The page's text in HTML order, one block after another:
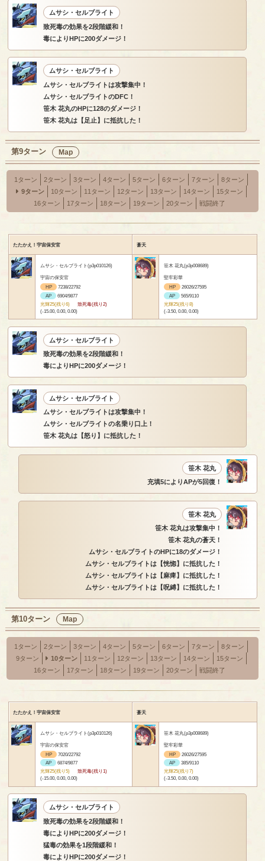
ムサシ・セルブライト
致死毒の効果を2段階緩和！
毒によりHPに200ダメージ！
ムサシ・セルブライト
ムサシ・セルブライトは攻撃集中！
ムサシ・セルブライトのDFC！
笹木 花丸のHPに128のダメージ！
笹木 花丸は【足止】に抵抗した！
第9ターン Map
1ターン 2ターン 3ターン 4ターン 5ターン 6ターン 7ターン
8ターン
9ターン
10ターン 11ターン 12ターン 13ターン 14ターン
15ターン
16ターン
17ターン 18ターン 19ターン 20ターン 戦闘終了
たたかえ！宇宙保安官 蒼天
ムサシ・セルブライト(p3p010126)
宇宙の保安官
HP
7238/22792
AP
6904/9877
光輝25(残り6)
致死毒(残り2)
(-15.00, 0.00, 0.00)
笹木 花丸(p3p008689)
堅牢彩華
HP
26026/27595
AP
565/9110
光輝25(残り8)
(-3.50, 0.00, 0.00)
ムサシ・セルブライト
致死毒の効果を2段階緩和！
毒によりHPに200ダメージ！
ムサシ・セルブライト
ムサシ・セルブライトは攻撃集中！
ムサシ・セルブライトの名乗り口上！
笹木 花丸は【怒り】に抵抗した！
笹木 花丸
充填5によりAPが5回復！
笹木 花丸
笹木 花丸は攻撃集中！
笹木 花丸の蒼天！
ムサシ・セルブライトのHPに18のダメージ！
ムサシ・セルブライトは【恍惚】に抵抗した！
ムサシ・セルブライトは【麻痺】に抵抗した！
ムサシ・セルブライトは【呪縛】に抵抗した！
第10ターン Map
1ターン 2ターン 3ターン 4ターン 5ターン 6ターン 7ターン
8ターン
9ターン
10ターン 11ターン 12ターン 13ターン 14ターン
15ターン
16ターン
17ターン 18ターン 19ターン 20ターン 戦闘終了
たたかえ！宇宙保安官 蒼天
ムサシ・セルブライト(p3p010126)
宇宙の保安官
HP
7020/22792
AP
6874/9877
光輝25(残り5)
致死毒(残り1)
(-15.00, 0.00, 0.00)
笹木 花丸(p3p008689)
堅牢彩華
HP
26026/27595
AP
385/9110
光輝25(残り7)
(-3.50, 0.00, 0.00)
ムサシ・セルブライト
致死毒の効果を2段階緩和！
毒によりHPに200ダメージ！
猛毒の効果を1段階緩和！
毒によりHPに200ダメージ！